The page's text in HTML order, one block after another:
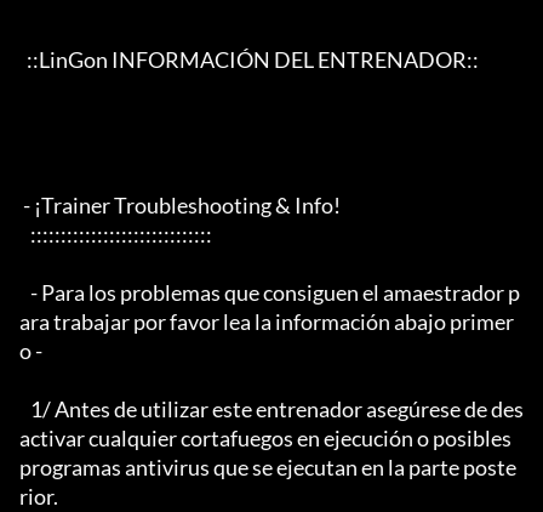
ara trabajar por favor lea la información abajo primer
o -
activar cualquier cortafuegos en ejecución o posibles
programas antivirus que se ejecutan en la parte poste
rior.